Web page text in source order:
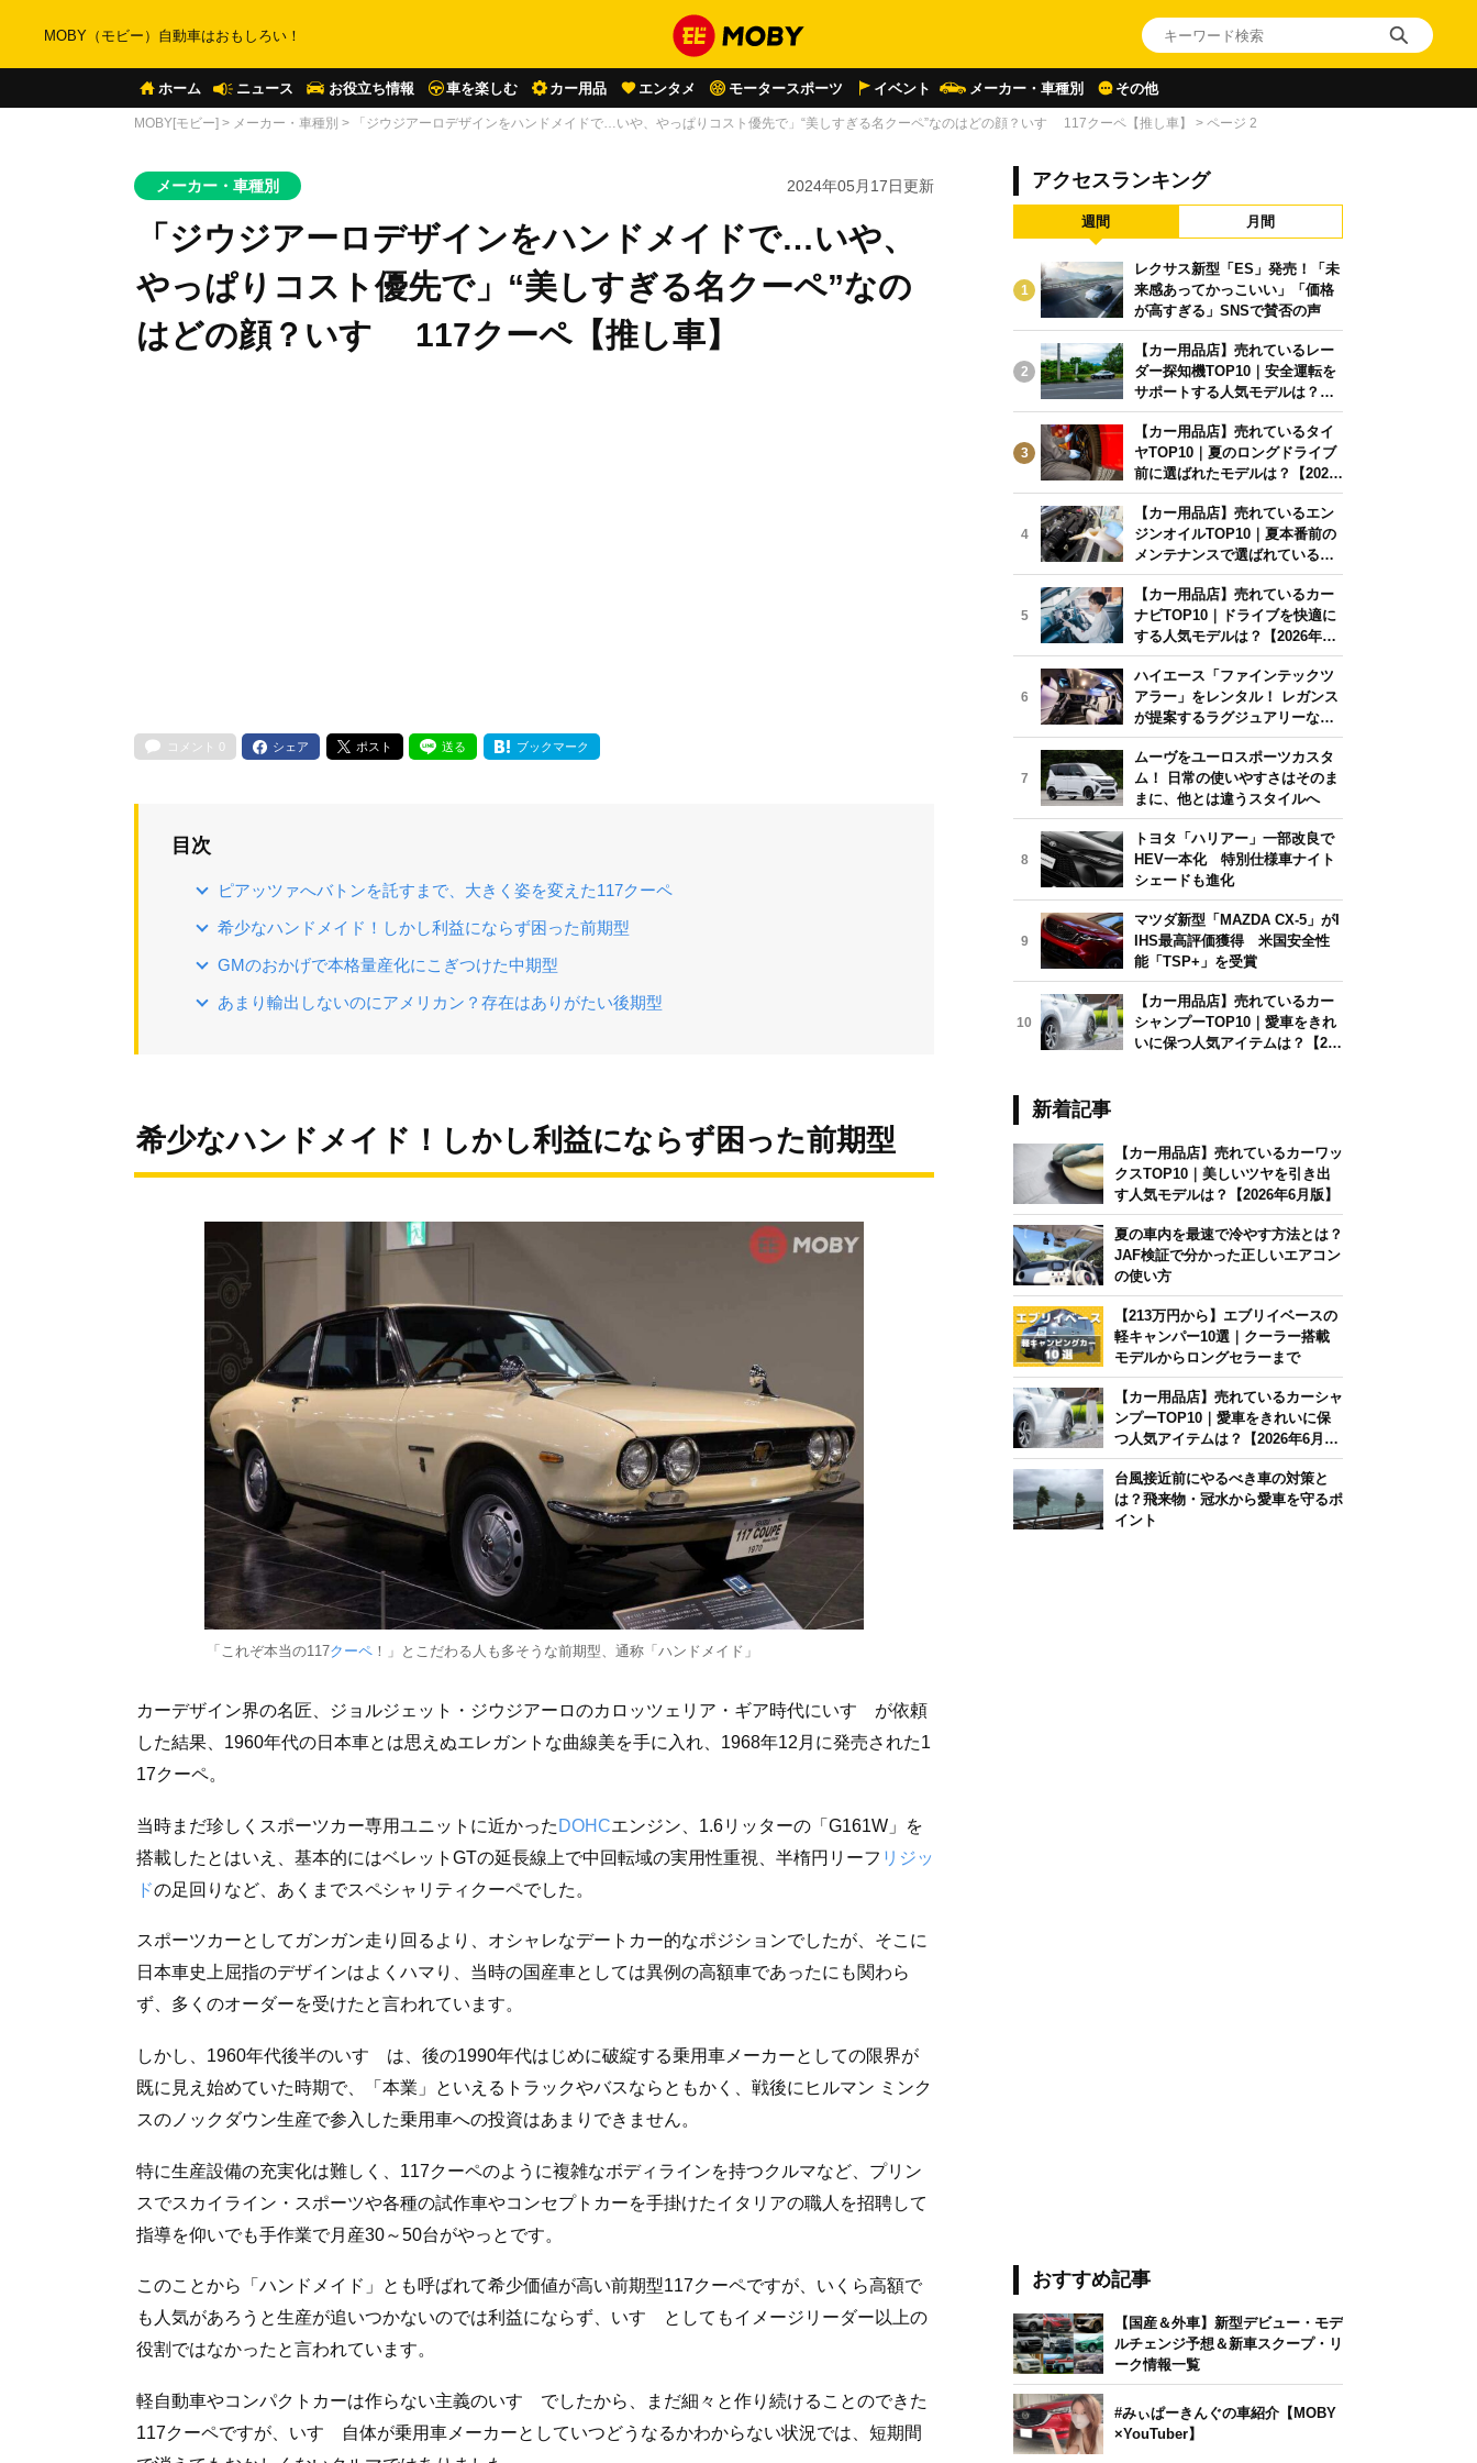
MOBY（モビー）自動車はおもしろい！
ホーム ニュース お役立ち情報 車を楽しむ カー用品 エンタメ モータースポーツ イベント メーカー・車種別 その他
MOBY[モビー] > メーカー・車種別 > 「ジウジアーロデザインをハンドメイドで…いや、やっぱりコスト優先で」“美しすぎる名クーペ”なのはどの顔？いすゞ 117クーペ【推し車】 > ページ 2
メーカー・車種別 2024年05月17日更新
「ジウジアーロデザインをハンドメイドで…いや、
やっぱりコスト優先で」“美しすぎる名クーペ”なの
はどの顔？いすゞ 117クーペ【推し車】
コメント 0 シェア ポスト 送る ブックマーク
目次
ピアッツァへバトンを託すまで、大きく姿を変えた117クーペ
希少なハンドメイド！しかし利益にならず困った前期型
GMのおかげで本格量産化にこぎつけた中期型
あまり輸出しないのにアメリカン？存在はありがたい後期型
希少なハンドメイド！しかし利益にならず困った前期型
「これぞ本当の117クーペ ！」とこだわる人も多そうな前期型、通称「ハンドメイド」
カーデザイン界の名匠、ジョルジェット・ジウジアーロのカロッツェリア・ギア時代にいすゞが依頼
した結果、1960年代の日本車とは思えぬエレガントな曲線美を手に入れ、1968年12月に発売された1
17クーペ。
当時まだ珍しくスポーツカー専用ユニットに近かったDOHCエンジン、1.6リッターの「G161W」を
搭載したとはいえ、基本的にはベレットGTの延長線上で中回転域の実用性重視、半楕円リーフ リジッ
ドの足回りなど、あくまでスペシャリティクーペでした。
スポーツカーとしてガンガン走り回るより、オシャレなデートカー的なポジションでしたが、そこに
日本車史上屈指のデザインはよくハマり、当時の国産車としては異例の高額車であったにも関わら
ず、多くのオーダーを受けたと言われています。
しかし、1960年代後半のいすゞは、後の1990年代はじめに破綻する乗用車メーカーとしての限界が
既に見え始めていた時期で、「本業」といえるトラックやバスならともかく、戦後にヒルマン ミンク
スのノックダウン生産で参入した乗用車への投資はあまりできません。
特に生産設備の充実化は難しく、117クーペのように複雑なボディラインを持つクルマなど、プリン
スでスカイライン・スポーツや各種の試作車やコンセプトカーを手掛けたイタリアの職人を招聘して
指導を仰いでも手作業で月産30～50台がやっとです。
このことから「ハンドメイド」とも呼ばれて希少価値が高い前期型117クーペですが、いくら高額で
も人気があろうと生産が追いつかないのでは利益にならず、いすゞとしてもイメージリーダー以上の
役割ではなかったと言われています。
軽自動車やコンパクトカーは作らない主義のいすゞでしたから、まだ細々と作り続けることのできた
117クーペですが、いすゞ自体が乗用車メーカーとしていつどうなるかわからない状況では、短期間
アクセスランキング
週間 月間
1
レクサス新型「ES」発売！「未
来感あってかっこいい」「価格
が高すぎる」SNSで賛否の声
2
【カー用品店】売れているレー
ダー探知機TOP10｜安全運転を
サポートする人気モデルは？【2
026年6月版】
3
【カー用品店】売れているタイ
ヤTOP10｜夏のロングドライブ
前に選ばれたモデルは？【2026
年6月版】
4
【カー用品店】売れているエン
ジンオイルTOP10｜夏本番前の
メンテナンスで選ばれている人
気モデルは？【2026年6月版】
5
【カー用品店】売れているカー
ナビTOP10｜ドライブを快適に
する人気モデルは？【2026年6
月版】
6
ハイエース「ファインテックツ
アラー」をレンタル！ レガンス
が提案するラグジュアリーな移
動体験
7
ムーヴをユーロスポーツカスタ
ム！ 日常の使いやすさはそのま
まに、他とは違うスタイルへ
8
トヨタ「ハリアー」一部改良で
HEV一本化 特別仕様車ナイト
シェードも進化
9
マツダ新型「MAZDA CX-5」がI
IHS最高評価獲得 米国安全性
能「TSP+」を受賞
10
【カー用品店】売れているカー
シャンプーTOP10｜愛車をきれ
いに保つ人気アイテムは？【202
新着記事
【カー用品店】売れているカーワッ
クスTOP10｜美しいツヤを引き出
す人気モデルは？【2026年6月版】
夏の車内を最速で冷やす方法とは？
JAF検証で分かった正しいエアコン
の使い方
【213万円から】エブリイベースの
軽キャンパー10選｜クーラー搭載
モデルからロングセラーまで
【カー用品店】売れているカーシャ
ンプーTOP10｜愛車をきれいに保
つ人気アイテムは？【2026年6月
版】
台風接近前にやるべき車の対策と
は？飛来物・冠水から愛車を守るポ
イント
おすすめ記事
【国産＆外車】新型デビュー・モデ
ルチェンジ予想＆新車スクープ・リ
ーク情報一覧
#みぃぱーきんぐの車紹介【MOBY
×YouTuber】